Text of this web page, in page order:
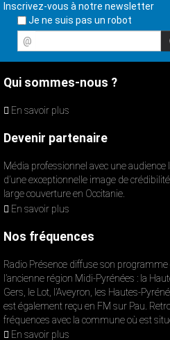
Inscrivez-vous à notre newsletter
Je ne suis pas un robot
@
Qui sommes-nous ?
En savoir plus
Devenir partenaire
Média professionnel avec une audience
d’une exceptionnelle image de
large couverture en Occitanie.
En savoir plus
Nos fréquences
Radio Présence diffuse son
l’ancienne région Midi-Pyrénées : la
Gers, le Lot, l’Aveyron, les Hautes-
est également reçu en FM sur Pau.
fréquences avec la commune où est
En savoir plus